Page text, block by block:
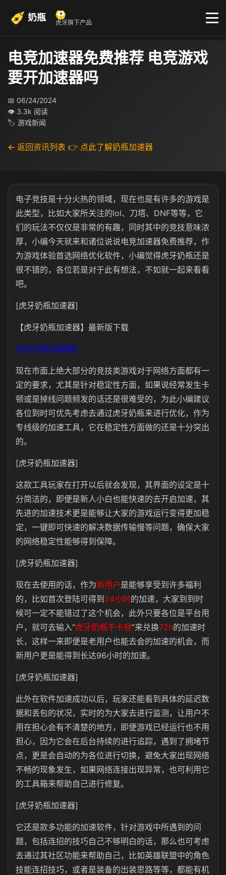
奶瓶 虎牙旗下产品
电竞加速器免费推荐 电竞游戏
要开加速器吗
📅 06/24/2024
👁 3.3k 阅读
🏷 游戏新闻
← 返回资讯列表 👉 点此了解奶瓶加速器
电子竞技是十分火热的领域，现在也是有许多的游戏是
此类型，比如大家所关注的lol、刀塔、DNF等等，它
们的玩法不仅仅是非常的有趣，同时其中的竞技意味浓
厚，小编今天就来和诸位说说电竞加速器免费推荐，作
为游戏体验首选网络优化软件，小编觉得虎牙奶瓶还是
很不错的，各位若是对于此有想法，不如就一起来看看
吧。
[虎牙奶瓶加速器]
【虎牙奶瓶加速器】最新版下载
[虎牙奶瓶加速器]
现在市面上绝大部分的竞技类游戏对于网络方面都有一
定的要求，尤其是针对稳定性方面，如果说经常发生卡
顿或是掉线问题频发的话还是很难受的，为此小编建议
各位到时可优先考虑去通过虎牙奶瓶来进行优化，作为
专线级的加速工具，它在稳定性方面做的还是十分突出
的。
[虎牙奶瓶加速器]
这款工具玩家在打开以后就会发现，其界面的设定是十
分简洁的，即便是新人小白也能快速的去开启加速，其
先进的加速技术更是能够让大家的游戏运行变得更加稳
定，一键即可快速的解决数据传输慢等问题，确保大家
的网络稳定性能够得到保障。
[虎牙奶瓶加速器]
现在去使用的话，作为新用户是能够享受到许多福利
的，比如首次登陆可得到 24小时的加速，大家到到时
候可一定不能错过了这个机会，此外只要各位是平台用
户，就可去输入“虎牙奶瓶不卡顿”来兑换72h的加速时
长，这样一来即便是老用户也能去会的加速的机会，而
新用户更是能得到长达96小时的加速。
[虎牙奶瓶加速器]
此外在软件加速成功以后，玩家还能看到具体的延迟数
据和丢包的状况，实时的为大家去进行监测，让用户不
用在担心会有不清楚的地方，即便游戏已经运行也不用
担心，因为它会在后台持续的进行追踪，遇到了拥堵节
点，更是会自动的为各位进行切换，避免大家出现网络
不畅的现象发生，如果网络连接出现异常，也可利用它
的工具箱来帮助自己进行修复。
[虎牙奶瓶加速器]
它还是款多功能的加速软件，针对游戏中所遇到的问
题，包括连招的技巧自己不够明白的话，那么也可考虑
去通过其社区功能来帮助自己，比如英雄联盟中的角色
技能连招技巧，或者是装备的出装思路等等，都能有机